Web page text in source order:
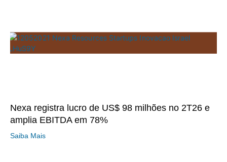
Nexa registra lucro de US$ 98 milhões no 2T26 e
amplia EBITDA em 78%
Saiba Mais